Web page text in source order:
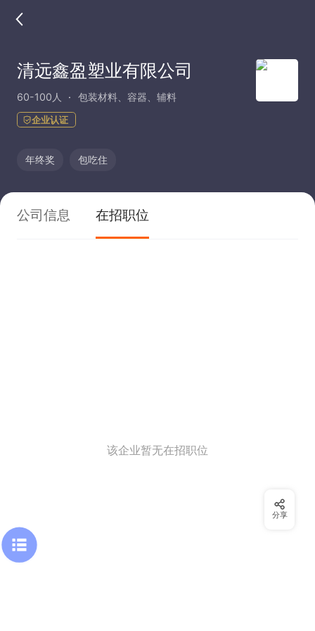
清远鑫盈塑业有限公司
60-100人 包装材料、容器、辅料
企业认证
年终奖 包吃住
公司信息 在招职位
该企业暂无在招职位
分享